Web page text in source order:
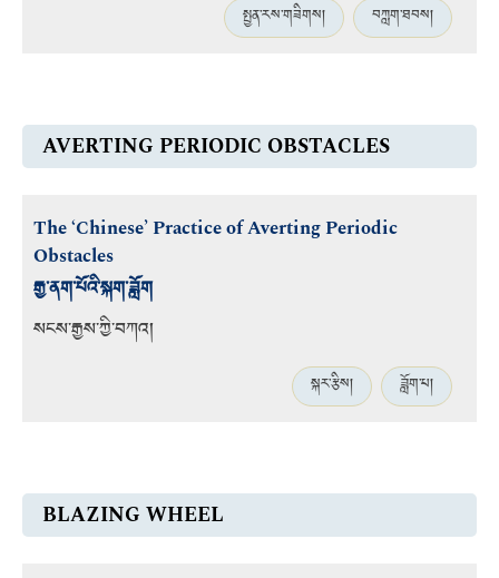
སྤྱན་རས་གཟིགས། བཀླག་ཐབས།
AVERTING PERIODIC OBSTACLES
The ‘Chinese’ Practice of Averting Periodic
Obstacles
རྒྱ་ནག་པོའི་སྐག་ཟློག
སངས་རྒྱས་ཀྱི་བཀའ།
སྐར་རྩིས། ཟློག་པ།
BLAZING WHEEL